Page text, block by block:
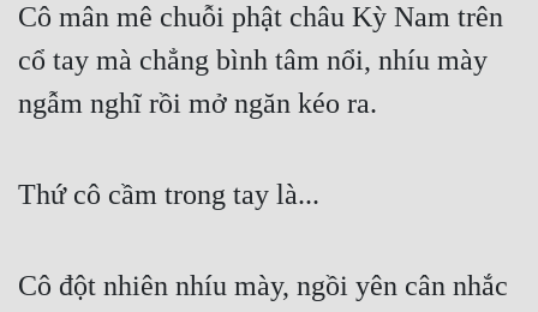
Cô mân mê chuỗi phật châu Kỳ Nam trên
cổ tay mà chẳng bình tâm nổi, nhíu mày
ngẫm nghĩ rồi mở ngăn kéo ra.
Thứ cô cầm trong tay là...
Cô đột nhiên nhíu mày, ngồi yên cân nhắc